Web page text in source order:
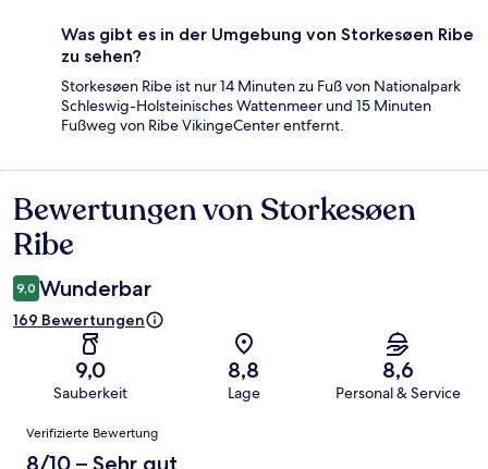
Was gibt es in der Umgebung von Storkesøen Ribe
zu sehen?
Storkesøen Ribe ist nur 14 Minuten zu Fuß von Nationalpark
Schleswig-Holsteinisches Wattenmeer und 15 Minuten
Fußweg von Ribe VikingeCenter entfernt.
Bewertungen
Bewertungen von Storkesøen
Ribe
9,0 Wunderbar
169 Bewertungen
9,0
Sauberkeit
8,8
Lage
8,6
Personal & Service
Bewertungen
Verifizierte Bewertung